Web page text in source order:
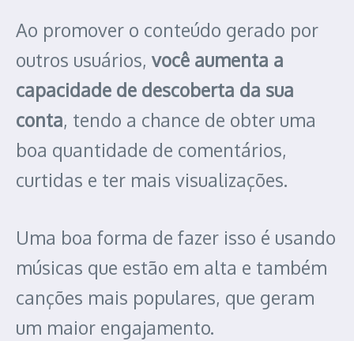
Ao promover o conteúdo gerado por
outros usuários, você aumenta a
capacidade de descoberta da sua
conta, tendo a chance de obter uma
boa quantidade de comentários,
curtidas e ter mais visualizações.
Uma boa forma de fazer isso é usando
músicas que estão em alta e também
canções mais populares, que geram
um maior engajamento.